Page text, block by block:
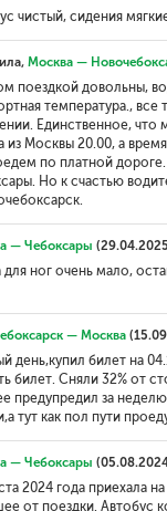
чистый, сидения
Москва —
поездкой довольны,
температура.,
Единственное, что
из Москвы 20.00, а
по платной
Но к счастью
— Чебоксары
ног очень мало,
— Москва
день,купил билет на
билет. Сняли 32% от
предупредил за
тут как пол пути
— Чебоксары
2024 года приехала
от поездки. Автобус